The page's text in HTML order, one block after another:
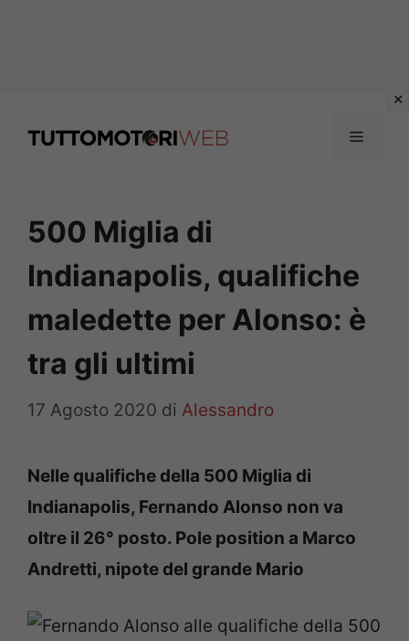
Menu
500 Miglia di
Indianapolis, qualifiche
maledette per Alonso: è
tra gli ultimi
17 Agosto 2020 di Alessandro
Nelle qualifiche della 500 Miglia di
Indianapolis, Fernando Alonso non va
oltre il 26° posto. Pole position a Marco
Andretti, nipote del grande Mario